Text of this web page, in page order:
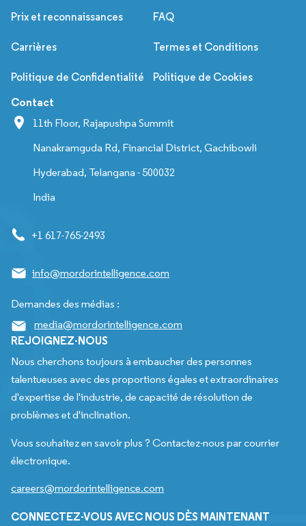
Prix et reconnaissances FAQ
Carrières Termes et Conditions
Politique de Confidentialité Politique de Cookies
Contact
11th Floor, Rajapushpa Summit
Nanakramguda Rd, Financial District, Gachibowli
Hyderabad, Telangana - 500032
India
+1 617-765-2493
info@mordorintelligence.com
Demandes des médias :
media@mordorintelligence.com
REJOIGNEZ-NOUS
Nous cherchons toujours à embaucher des personnes
talentueuses avec des proportions égales et extraordinaires
d'expertise de l'industrie, de capacité de résolution de
problèmes et d'inclination.
Vous souhaitez en savoir plus ? Contactez-nous par courrier
électronique.
careers@mordorintelligence.com
CONNECTEZ-VOUS AVEC NOUS DÈS MAINTENANT